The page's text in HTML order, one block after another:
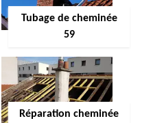
Tubage de cheminée
59
Réparation cheminée